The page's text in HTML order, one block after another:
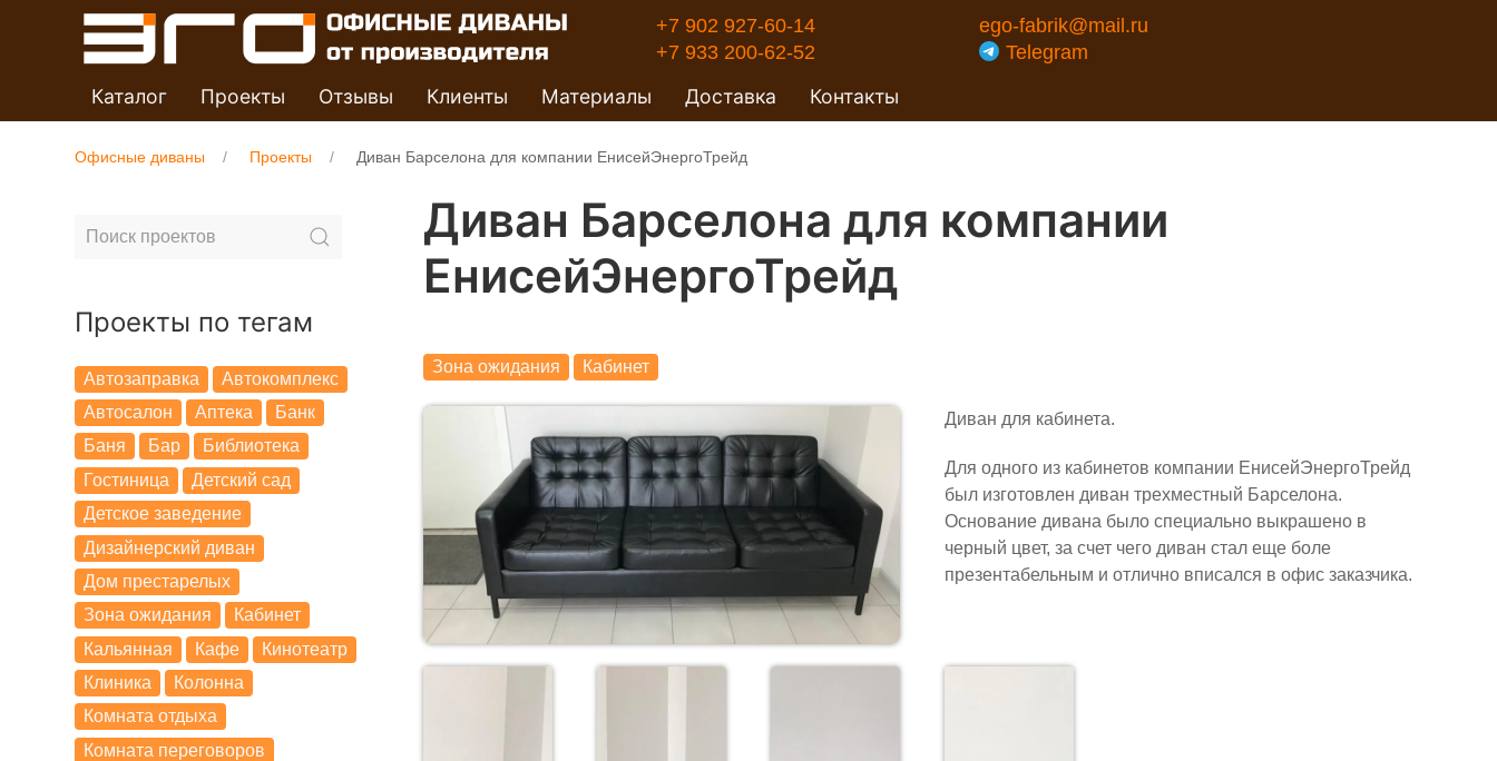
+7 902 927-60-14
+7 933 200-62-52
ego-fabrik@mail.ru
Telegram
Каталог Проекты Отзывы Клиенты Материалы Доставка Контакты
Офисные диваны Проекты Диван Барселона для компании ЕнисейЭнергоТрейд
Проекты по тегам
Автозаправка
Автокомплекс
Автосалон
Аптека
Банк
Баня
Бар
Библиотека
Гостиница
Детский сад
Детское заведение
Дизайнерский диван
Дом престарелых
Зона ожидания
Кабинет
Кальянная
Кафе
Кинотеатр
Клиника
Колонна
Комната отдыха
Комната переговоров
Диван Барселона для компании
ЕнисейЭнергоТрейд
Зона ожидания Кабинет
Диван для кабинета.
Для одного из кабинетов компании ЕнисейЭнергоТрейд
был изготовлен диван трехместный Барселона.
Основание дивана было специально выкрашено в
черный цвет, за счет чего диван стал еще боле
презентабельным и отлично вписался в офис заказчика.